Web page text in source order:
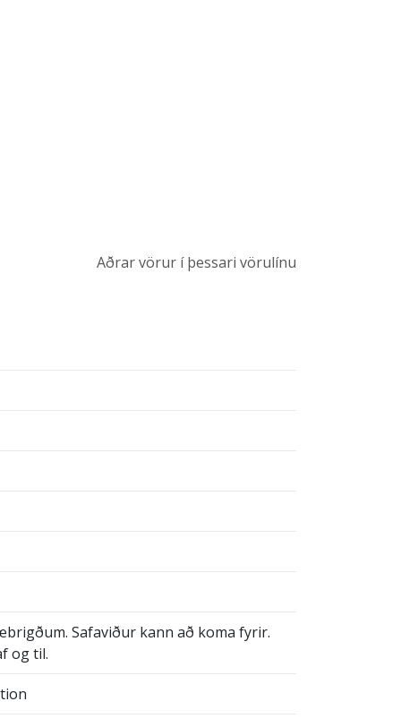
Aðrar vörur í þessari vörulínu
Safaviður kann að koma fyrir.
og til.